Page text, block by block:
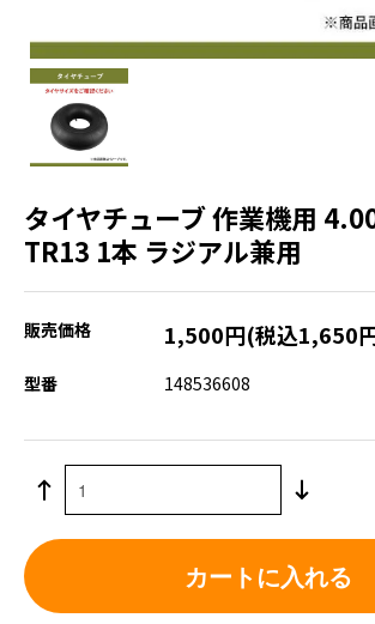
タイヤチューブ 作業機用
TR13 1本 ラジアル兼用
販売価格 1,500円(税込1,650
型番 148536608
カートに入れる